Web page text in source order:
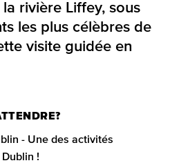
rivière Liffey, sous
les plus célèbres de
visite guidée en
- Une des activités
!